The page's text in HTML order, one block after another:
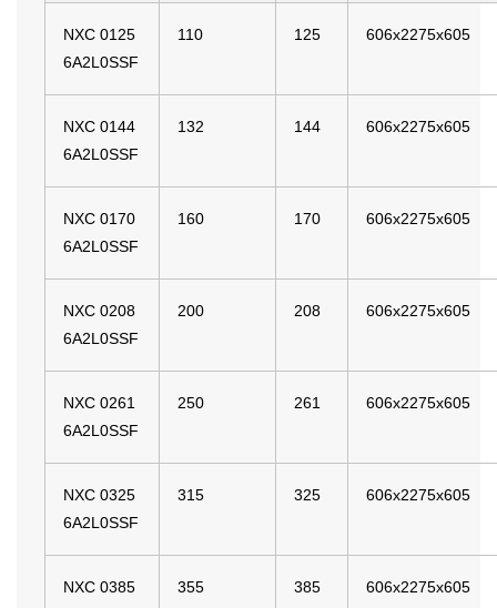
NXC 0125
6A2L0SSF
110 125 606x2275x605
NXC 0144
6A2L0SSF
132 144 606x2275x605
NXC 0170
6A2L0SSF
160 170 606x2275x605
NXC 0208
6A2L0SSF
200 208 606x2275x605
NXC 0261
6A2L0SSF
250 261 606x2275x605
NXC 0325
6A2L0SSF
315 325 606x2275x605
NXC 0385
355 385 606x2275x605